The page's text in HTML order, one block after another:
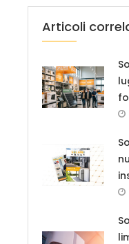
Articoli